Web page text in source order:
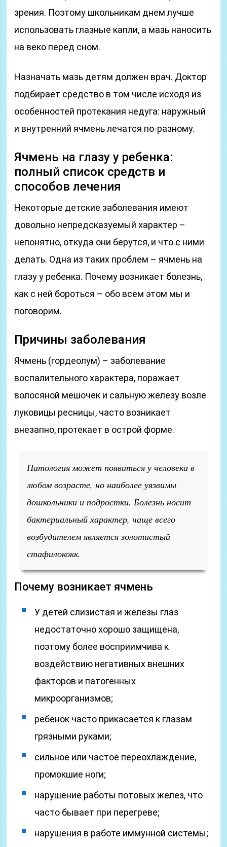
зрения. Поэтому школьникам днем лучше
использовать глазные капли, а мазь наносить
на веко перед сном.
Назначать мазь детям должен врач. Доктор
подбирает средство в том числе исходя из
особенностей протекания недуга: наружный
и внутренний ячмень лечатся по-разному.
Ячмень на глазу у ребенка:
полный список средств и
способов лечения
Некоторые детские заболевания имеют
довольно непредсказуемый характер –
непонятно, откуда они берутся, и что с ними
делать. Одна из таких проблем – ячмень на
глазу у ребенка. Почему возникает болезнь,
как с ней бороться – обо всем этом мы и
поговорим.
Причины заболевания
Ячмень (гордеолум) – заболевание
воспалительного характера, поражает
волосяной мешочек и сальную железу возле
луковицы ресницы, часто возникает
внезапно, протекает в острой форме.
Патология может появиться у человека в
любом возрасте, но наиболее уязвимы
дошкольники и подростки. Болезнь носит
бактериальный характер, чаще всего
возбудителем является золотистый
стафилококк.
Почему возникает ячмень
У детей слизистая и железы глаз
недостаточно хорошо защищена,
поэтому более восприимчива к
воздействию негативных внешних
факторов и патогенных
микроорганизмов;
ребенок часто прикасается к глазам
грязными руками;
сильное или частое переохлаждение,
промокшие ноги;
нарушение работы потовых желез, что
часто бывает при перегреве;
нарушения в работе иммунной системы;